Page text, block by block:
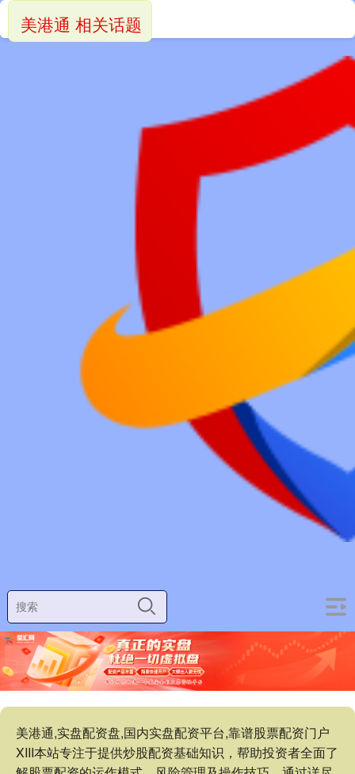
美港通,实盘配资盘,国内实盘配资平台,靠谱股票配资门户
XIII‌本站专注于提供炒股配资基础知识，帮助投资者全面了
美港通 相关话题